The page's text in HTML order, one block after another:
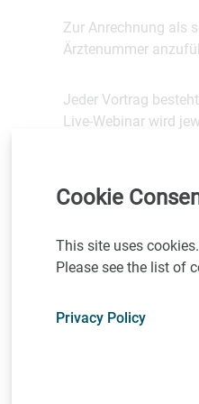
Zur Anrechnung als
Ärztenummer
Jeder Vortrag
Live-Webinar wird
bis zum
Cookie
This site uses
Please see the list of
Privacy Policy